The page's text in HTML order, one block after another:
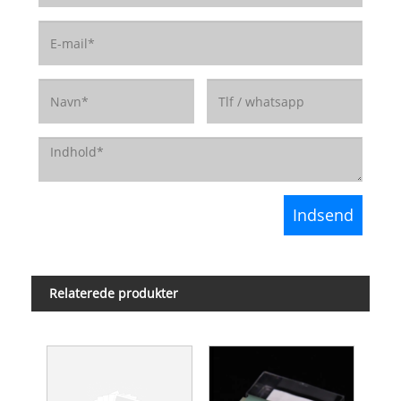
Relaterede produkter